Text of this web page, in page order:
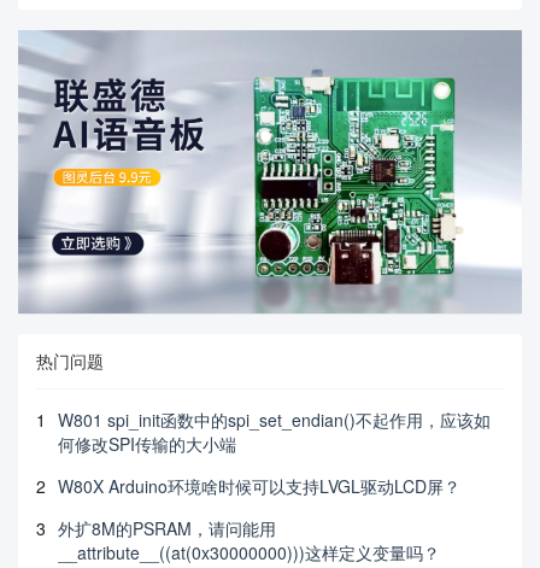
热门问题
1
W801 spi_init函数中的spi_set_endian()不起作用，应该如
何修改SPI传输的大小端
2 W80X Arduino环境啥时候可以支持LVGL驱动LCD屏？
3 外扩8M的PSRAM，请问能用
__attribute__((at(0x30000000)))这样定义变量吗？